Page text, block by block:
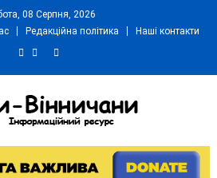
08 Серпня, 2026
Редакційна політика Наші контакти